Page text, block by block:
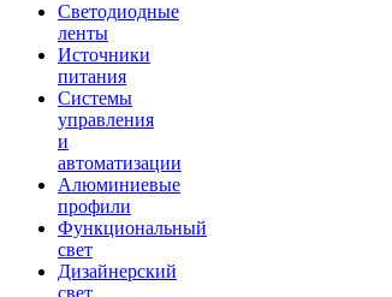
Светодиодные
ленты
Источники
питания
Системы
управления
и
автоматизации
Алюминиевые
профили
Функциональный
свет
Дизайнерский
свет